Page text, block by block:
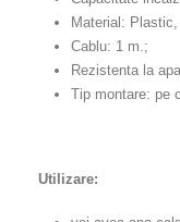
Material:
Cablu: 1 m.;
Rezistenta la
Tip montare: pe
Utilizare: